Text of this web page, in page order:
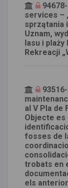
services –
sprzątania
Uznam,
lasu i
Rekreacji
al V Pla de
Objecte es
fosses de
trobats en
els